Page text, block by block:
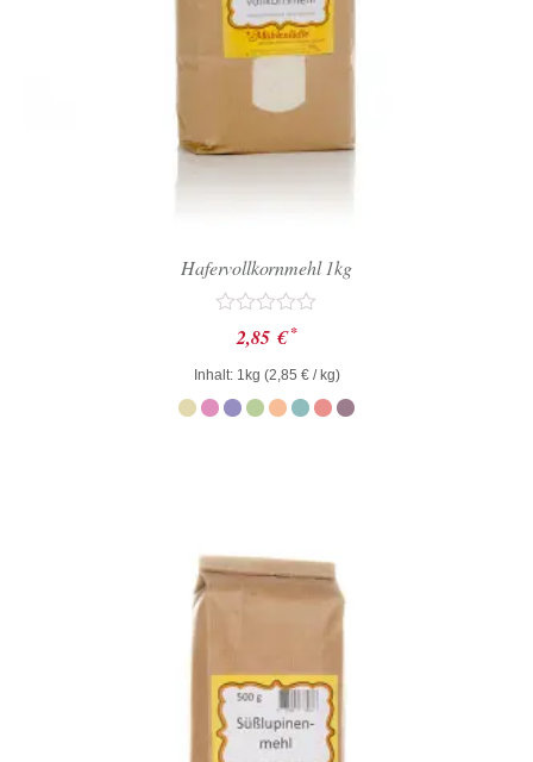
Hafervollkornmehl 1kg
Bewertet
mit
0
von
5
2,85 € *
Inhalt: 1kg (2,85 €/ kg)